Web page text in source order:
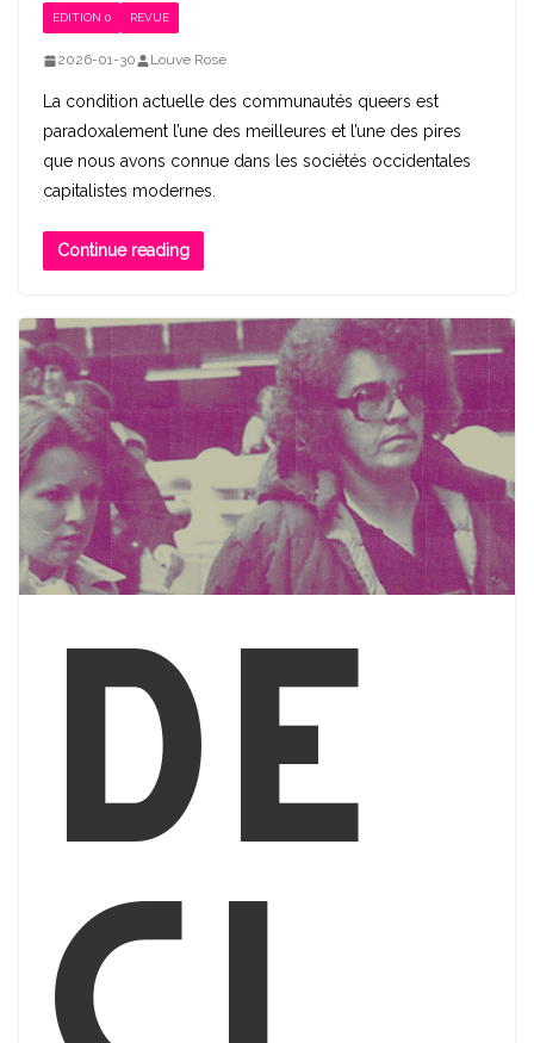
ÉDITION 0 REVUE
2026-01-30 Louve Rose
La condition actuelle des communautés queers est
paradoxalement l’une des meilleures et l’une des pires
que nous avons connue dans les sociétés occidentales
capitalistes modernes.
Continue reading
Dé